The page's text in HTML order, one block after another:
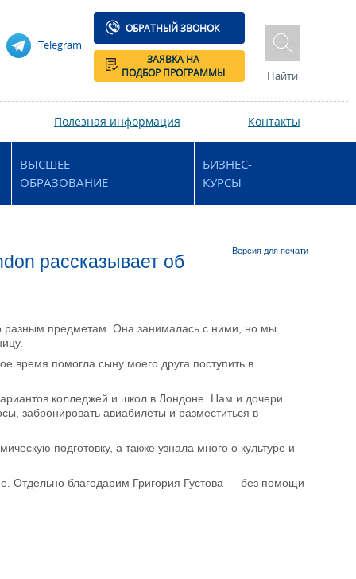
Telegram
ОБРАТНЫЙ ЗВОНОК
ЗАЯВКА НА
ПОДБОР ПРОГРАММЫ
Найти
Полезная информация Контакты
ВЫСШЕЕ
ОБРАЗОВАНИЕ
БИЗНЕС-
КУРСЫ
Версия для печати
рассказывает об
разным предметам. Она занималась с ними, но мы
время помогла сыну моего друга поступить в
колледжей и школ в Лондоне. Нам и дочери
забронировать авиабилеты и разместиться в
подготовку, а также узнала много о культуре и
Отдельно благодарим Григория Густова — без помощи